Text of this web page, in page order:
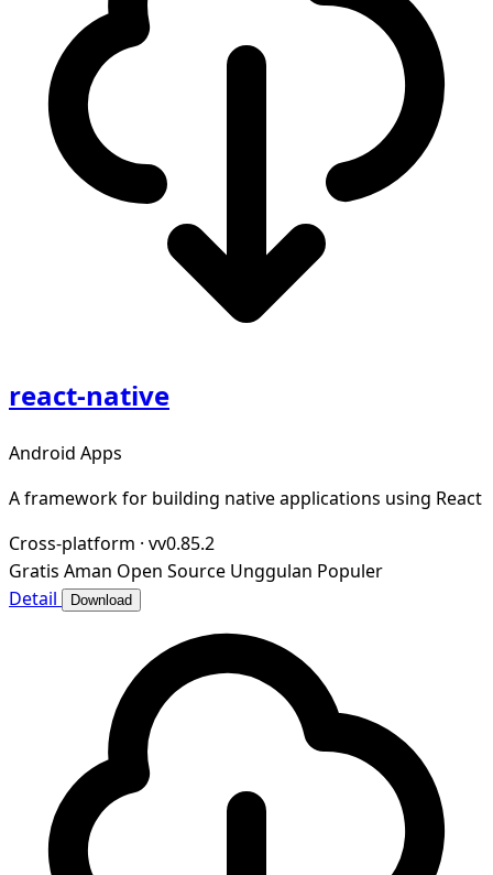
react-native
Android Apps
A framework for building native applications using React
Cross-platform · vv0.85.2
Gratis Aman Open Source Unggulan Populer
Detail
Download